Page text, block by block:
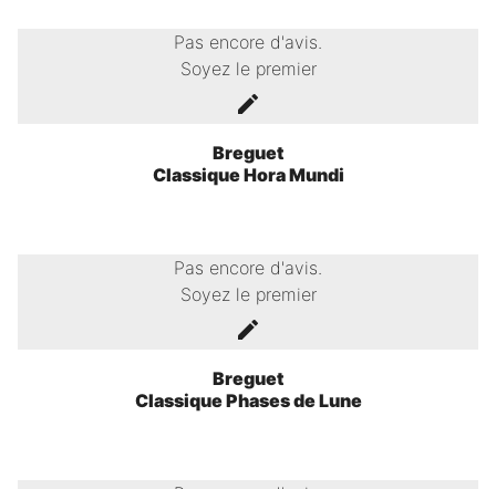
Pas encore d'avis.
Soyez le premier
Breguet
Classique Hora Mundi
Pas encore d'avis.
Soyez le premier
Breguet
Classique Phases de Lune